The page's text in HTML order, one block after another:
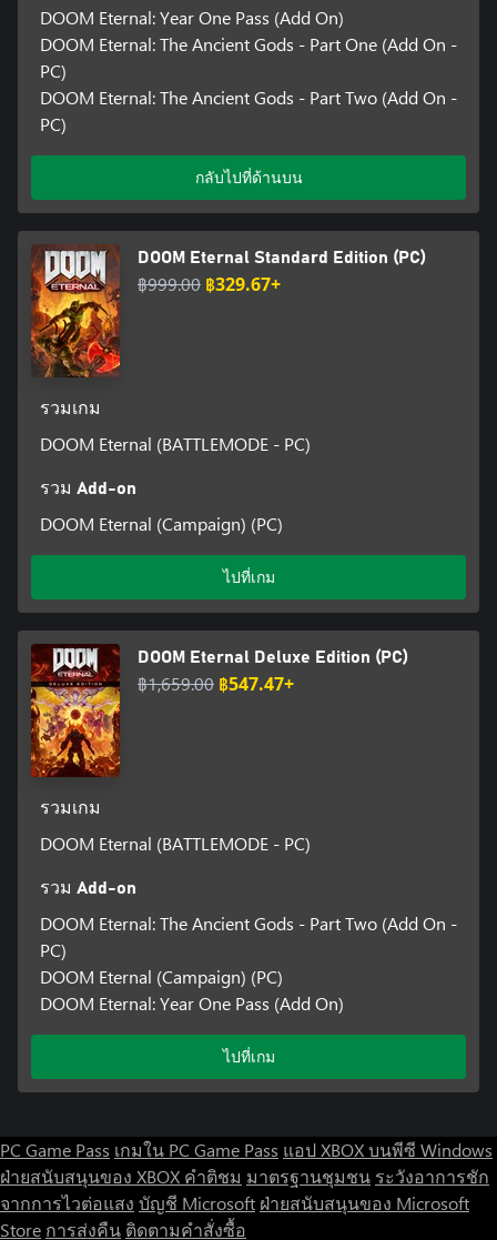
DOOM Eternal: Year One Pass (Add On)
DOOM Eternal: The Ancient Gods - Part One (Add On -
PC)
DOOM Eternal: The Ancient Gods - Part Two (Add On -
PC)
กลับไปที่ด้านบน
DOOM Eternal Standard Edition (PC)
฿999.00 ฿329.67+
รวมเกม
DOOM Eternal (BATTLEMODE - PC)
รวม Add-on
DOOM Eternal (Campaign) (PC)
ไปที่เกม
DOOM Eternal Deluxe Edition (PC)
฿1,659.00 ฿547.47+
รวมเกม
DOOM Eternal (BATTLEMODE - PC)
รวม Add-on
DOOM Eternal: The Ancient Gods - Part Two (Add On -
PC)
DOOM Eternal (Campaign) (PC)
DOOM Eternal: Year One Pass (Add On)
ไปที่เกม
PC Game Pass เกมใน PC Game Pass แอป XBOX บนพีซี Windows
ฝ่ายสนับสนุนของ XBOX คำติชม มาตรฐานชุมชน ระวังอาการชัก
จากการไวต่อแสง บัญชี Microsoft ฝ่ายสนับสนุนของ Microsoft
Store การส่งคืน ติดตามคำสั่งซื้อ